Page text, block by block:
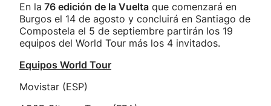
En la 76 edición de la Vuelta que comenzará en
Burgos el 14 de agosto y concluirá en Santiago de
Compostela el 5 de septiembre partirán los 19
equipos del World Tour más los 4 invitados.
Equipos World Tour
Movistar (ESP)